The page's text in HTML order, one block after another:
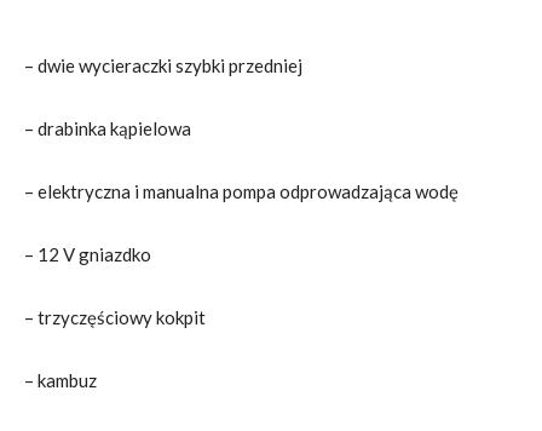
– dwie wycieraczki szybki przedniej
– drabinka kąpielowa
– elektryczna i manualna pompa odprowadzająca wodę
– 12 V gniazdko
– trzyczęściowy kokpit
– kambuz